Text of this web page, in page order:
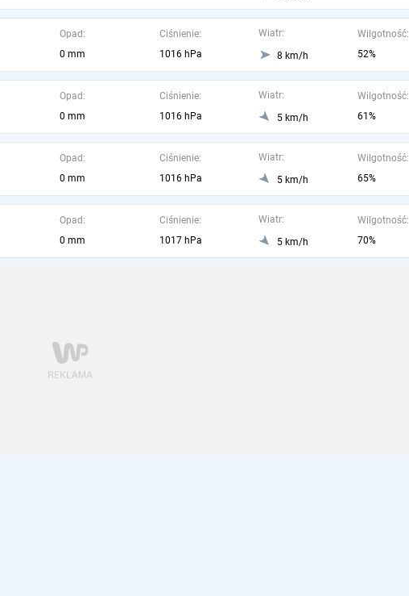
Opad:
0 mm
Ciśnienie:
1016 hPa
Wiatr:
8 km/h
Wilgotność:
52%
Opad:
0 mm
Ciśnienie:
1016 hPa
Wiatr:
5 km/h
Wilgotność:
61%
Opad:
0 mm
Ciśnienie:
1016 hPa
Wiatr:
5 km/h
Wilgotność:
65%
Opad:
0 mm
Ciśnienie:
1017 hPa
Wiatr:
5 km/h
Wilgotność:
70%